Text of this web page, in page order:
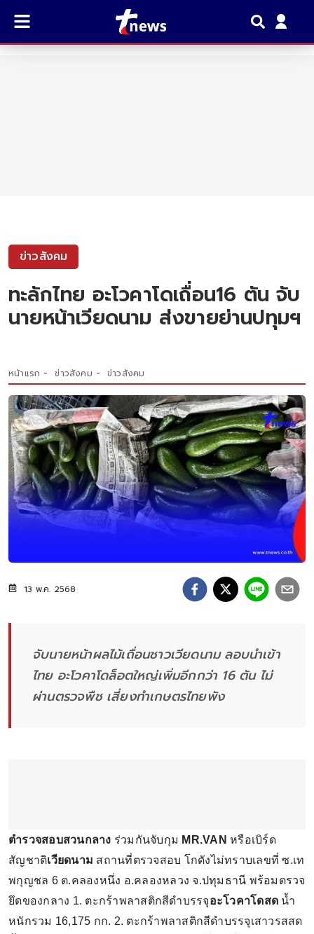
ข่าวสังคม
ทะลักไทย อะโวคาโดเถื่อน16 ตัน จับ
นายหน้าเวียดนาม ส่งขายย่านปทุมฯ
หน้าแรก ข่าวสังคม ข่าวสังคม
13 พ.ค. 2568
จับนายหน้าผลไม้เถื่อนชาวเวียดนาม ลอบนำเข้า
ไทย อะโวคาโดล็อตใหญ่เพิ่มอีกกว่า 16 ตัน ไม่
ผ่านตรวจพืช เสี่ยงทำเกษตรไทยพัง
​ตำรวจสอบสวนกลาง ร่วมกันจับกุม MR.VAN หรือเบิร์ด
สัญชาติเวียดนาม สถานที่ตรวจสอบ โกดังไม่ทราบเลขที่ ซ.เท
พกุญชล 6 ต.คลองหนึ่ง อ.คลองหลวง จ.ปทุมธานี พร้อมตรวจ
ยึดของกลาง 1. ตะกร้าพลาสติกสีดำบรรจุอะโวคาโดสด น้ำ
หนักรวม 16,175 กก. 2. ตะกร้าพลาสติกสีดำบรรจุเสาวรสสด